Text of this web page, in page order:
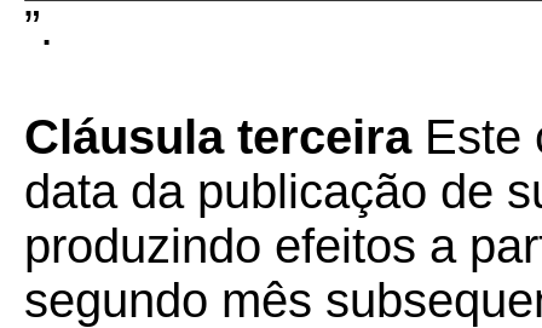
”.
Cláusula terceira Este
data da publicação de
produzindo efeitos a
segundo mês